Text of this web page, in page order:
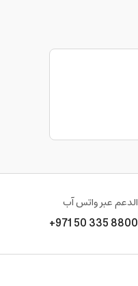
الدعم عبر واتس آب
+971 50 335 8800